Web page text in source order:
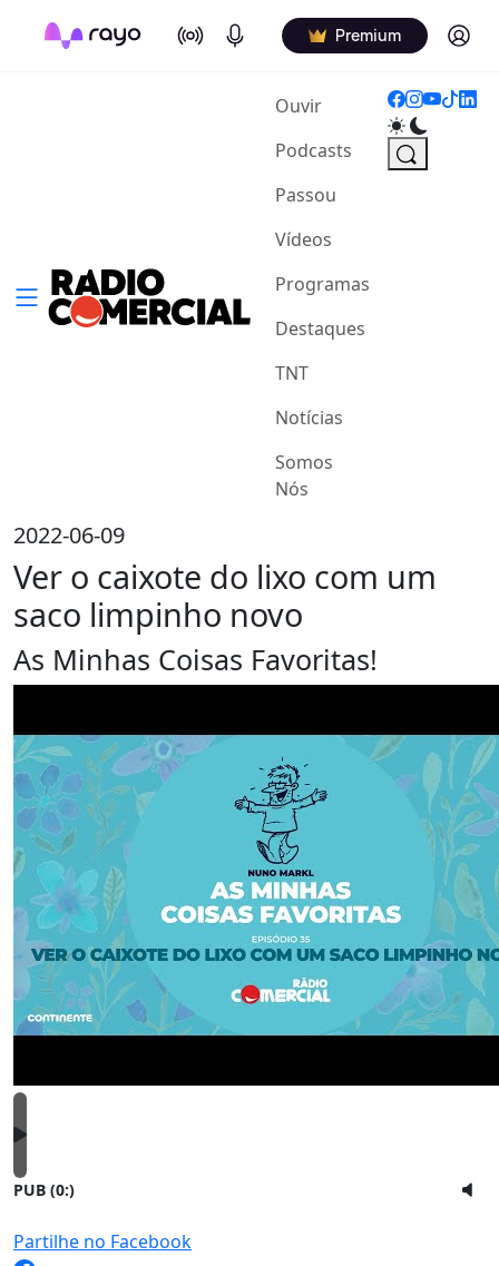
On Air Podcasts Premium Log in
Ouvir(current)
Podcasts
Passou
Vídeos
Programas
Destaques
TNT
Notícias
Somos
Nós
2022-06-09
Ver o caixote do lixo com um
saco limpinho novo
As Minhas Coisas Favoritas!
PUB (0:)
Partilhe no Facebook